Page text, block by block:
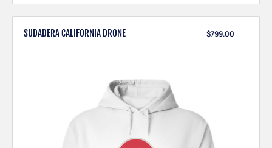
SUDADERA CALIFORNIA DRONE $799.00